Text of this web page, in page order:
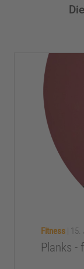
Fitness | 15.
Planks -